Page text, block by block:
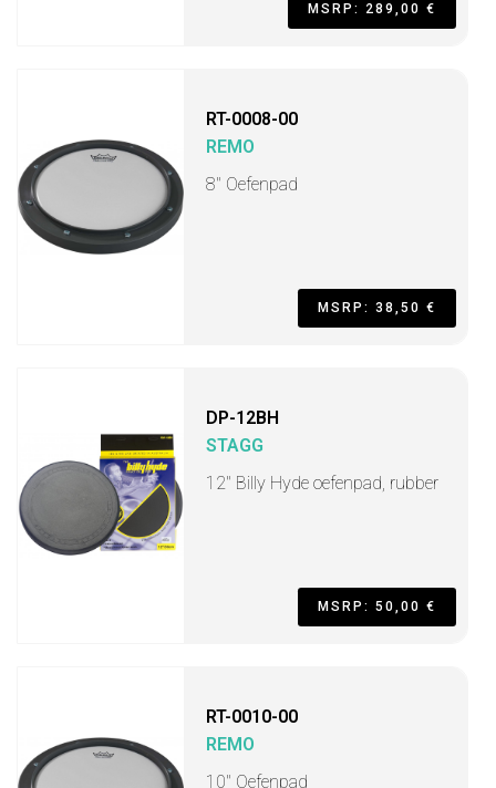
MSRP: 289,00 €
RT-0008-00
REMO
8" Oefenpad
MSRP: 38,50 €
DP-12BH
STAGG
12" Billy Hyde oefenpad, rubber
MSRP: 50,00 €
RT-0010-00
REMO
10" Oefenpad